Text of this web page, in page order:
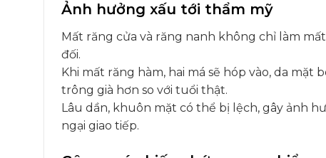
Ảnh hưởng xấu tới thẩm mỹ
Mất răng cửa và răng nanh không chỉ làm
đối.
Khi mất răng hàm, hai má sẽ hóp vào, da
trông già hơn so với tuổi thật.
Lâu dần, khuôn mặt có thể bị lệch, gây ảnh
ngại giao tiếp.